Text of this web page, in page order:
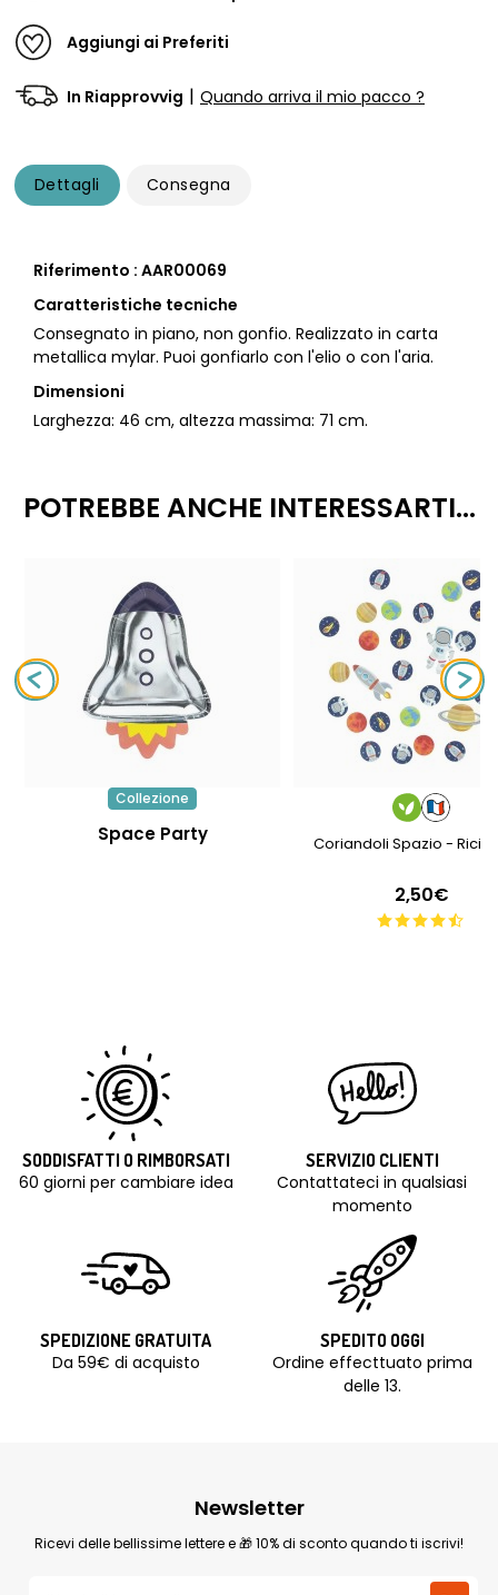
Aggiungi ai Preferiti
In Riapprovvig | Quando arriva il mio pacco ?
Dettagli Consegna
Riferimento : AAR00069
Caratteristiche tecniche
Consegnato in piano, non gonfio. Realizzato in carta
metallica mylar. Puoi gonfiarlo con l'elio o con l'aria.
Dimensioni
Larghezza: 46 cm, altezza massima: 71 cm.
POTREBBE ANCHE INTERESSARTI...
Collezione
Space Party Coriandoli Spazio -
2,50€
SODDISFATTI O RIMBORSATI
60 giorni per cambiare idea
SERVIZIO CLIENTI
Contattateci in qualsiasi
momento
SPEDIZIONE GRATUITA
Da 59€ di acquisto
SPEDITO OGGI
Ordine effecttuato prima
delle 13.
Newsletter
Ricevi delle bellissime lettere e 🎁 10% di sconto quando ti iscrivi!